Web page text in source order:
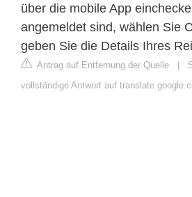
über die mobile App
angemeldet sind, wählen Sie
geben Sie die Details Ihres
Antrag auf Entfernung der Quelle
vollständige Antwort auf